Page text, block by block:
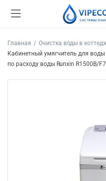
Главная
Очистка воды в
Кабинетный умягчитель для
по расходу воды Runxin R1500B/